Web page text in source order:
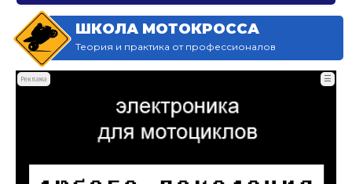
ШКОЛА МОТОКРОССА
Теория и практика от профессионалов
Реклама ☰